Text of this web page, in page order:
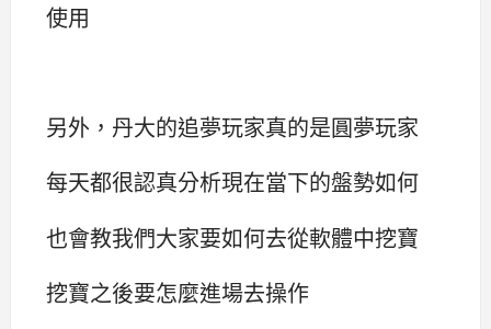
使用
另外，丹大的追夢玩家真的是圓夢玩家
每天都很認真分析現在當下的盤勢如何
也會教我們大家要如何去從軟體中挖寶
挖寶之後要怎麼進場去操作